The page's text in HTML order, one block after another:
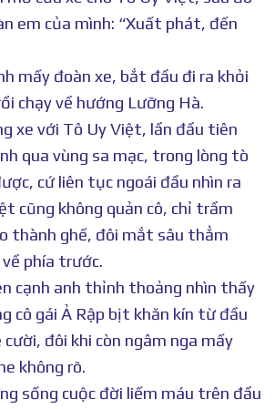
em của mình: “Xuất phát, đến
mấy đoàn xe, bắt đầu đi ra khỏi
chạy về hướng Lưỡng Hà.
xe với Tô Uy Việt, lần đầu tiên
qua vùng sa mạc, trong lòng tò
cứ liên tục ngoái đầu nhìn ra
cũng không quản cô, chỉ trầm
thành ghế, đôi mắt sâu thẳm
phía trước.
cạnh anh thỉnh thoảng nhìn thấy
cô gái Ả Rập bịt khăn kín từ đầu
đôi khi còn ngâm nga mấy
không rõ.
sống cuộc đời liếm máu trên đầu